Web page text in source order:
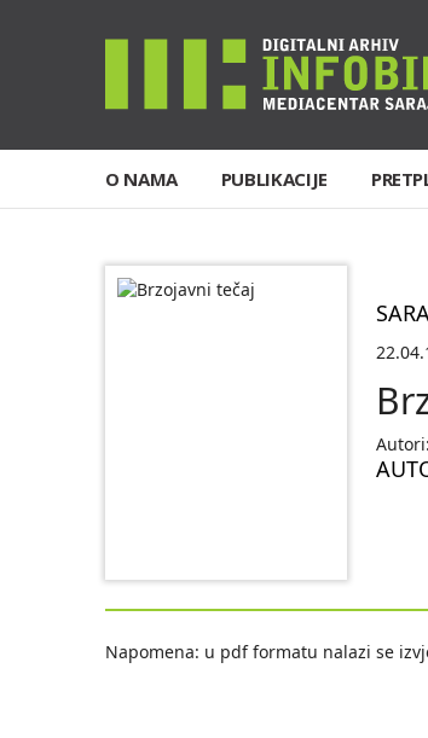
O NAMA PUBLIKACIJE
Autori:
Napomena: u pdf formatu nalazi se